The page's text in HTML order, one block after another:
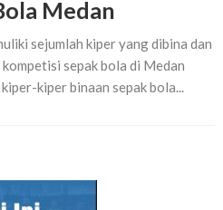
Medan
sejumlah kiper yang dibina dan
sepak bola di Medan
kiper binaan sepak bola...